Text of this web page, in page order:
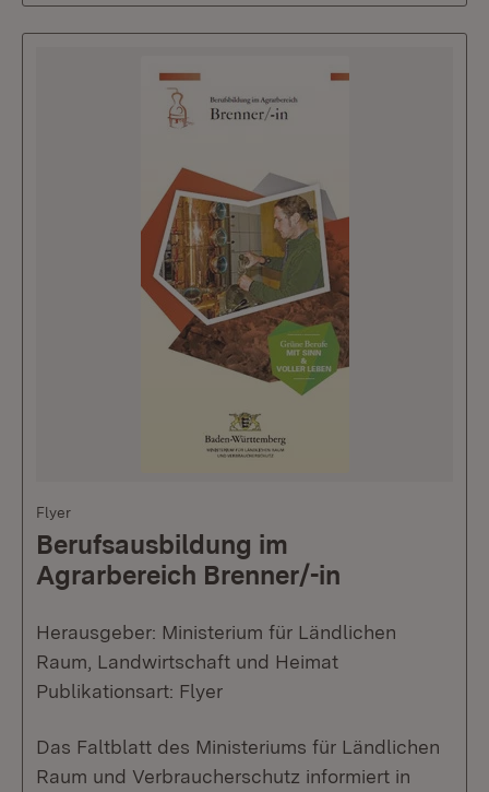
Flyer
Berufsausbildung im
Agrarbereich Brenner/-in
Herausgeber: Ministerium für Ländlichen
Raum, Landwirtschaft und Heimat
Publikationsart: Flyer
Das Faltblatt des Ministeriums für Ländlichen
Raum und Verbraucherschutz informiert in